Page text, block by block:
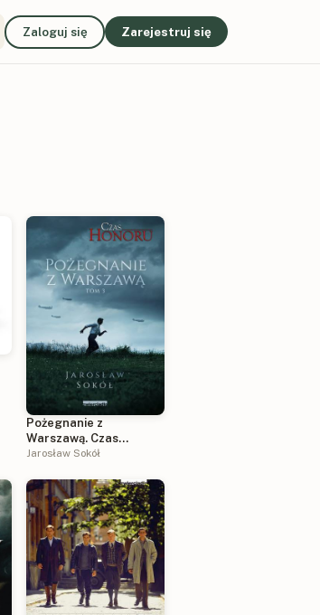
Zaloguj się Zarejestruj się
Pożegnanie z
Warszawą. Czas
Honoru. Tom 3
Jarosław Sokół